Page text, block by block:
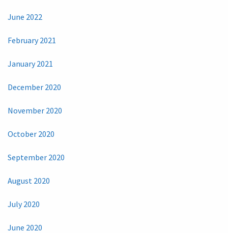
June 2022
February 2021
January 2021
December 2020
November 2020
October 2020
September 2020
August 2020
July 2020
June 2020